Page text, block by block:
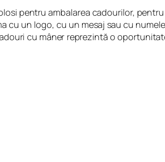
pentru ambalarea cadourilor,
cu un logo, cu un mesaj sau cu
cu mâner reprezintă o